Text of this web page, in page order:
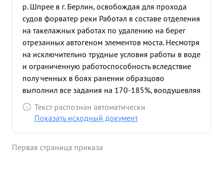
р. Шпрее в г. Берлин, освобождая для прохода
судов форватер реки Работал в составе отделения
на такелажных работах по удалению на берег
отрезанных автогеном элементов моста. Несмотря
на исключительно трудные условия работы в воде
и ограниченную работоспособность вследствие
полу ченных в боях ранении образцово
выполнил все задания на 170-185%, воодушевляя
своим примером других бойцов. ...»
Текст распознан автоматически
Показать исходный документ
Первая страница приказа